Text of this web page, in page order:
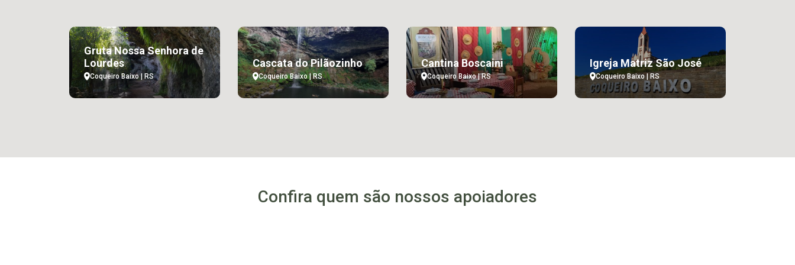
Gruta Nossa Senhora de
Lourdes
Coqueiro Baixo | RS
Cascata do Pilãozinho
Coqueiro Baixo | RS
Cantina Boscaini
Coqueiro Baixo | RS
Igreja Matriz São José
Coqueiro Baixo | RS
Confira quem são nossos apoiadores